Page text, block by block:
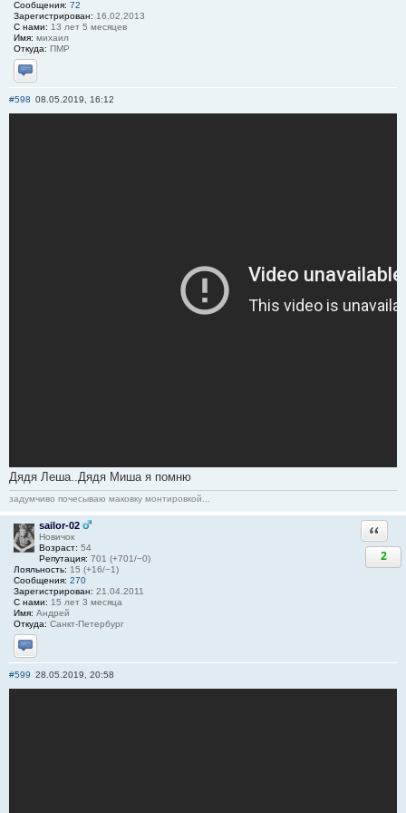
Сообщения: 72
Зарегистрирован: 16.02.2013
С нами: 13 лет 5 месяцев
Имя: михаил
Откуда: ПМР
Отправить личное сообщение
#598 08.05.2019, 16:12
Дядя Леша..Дядя Миша я помню
задумчиво почесываю маковку монтировкой...
sailor-02
Новичок
Возраст: 54
Репутация: 701 (+701/−0)
Лояльность: 15 (+16/−1)
Сообщения: 270
Зарегистрирован: 21.04.2011
С нами: 15 лет 3 месяца
Имя: Андрей
Откуда: Санкт-Петербург
Отправить личное сообщение
2
#599 28.05.2019, 20:58